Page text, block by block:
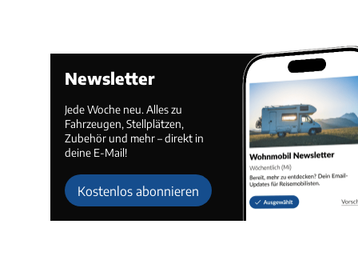
Newsletter
Jede Woche neu. Alles zu
Fahrzeugen, Stellplätzen,
Zubehör und mehr – direkt in
deine E-Mail!
Kostenlos abonnieren